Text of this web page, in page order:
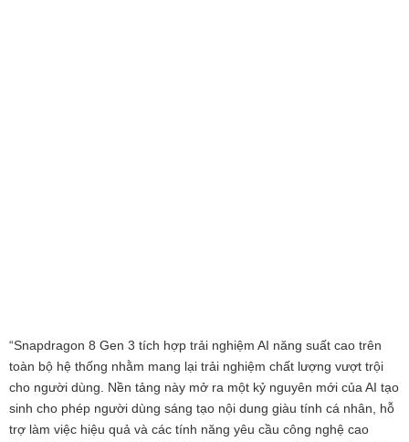
“Snapdragon 8 Gen 3 tích hợp trải nghiệm AI năng suất cao trên
toàn bộ hệ thống nhằm mang lại trải nghiệm chất lượng vượt trội
cho người dùng. Nền tảng này mở ra một kỷ nguyên mới của AI tạo
sinh cho phép người dùng sáng tạo nội dung giàu tính cá nhân, hỗ
trợ làm việc hiệu quả và các tính năng yêu cầu công nghệ cao